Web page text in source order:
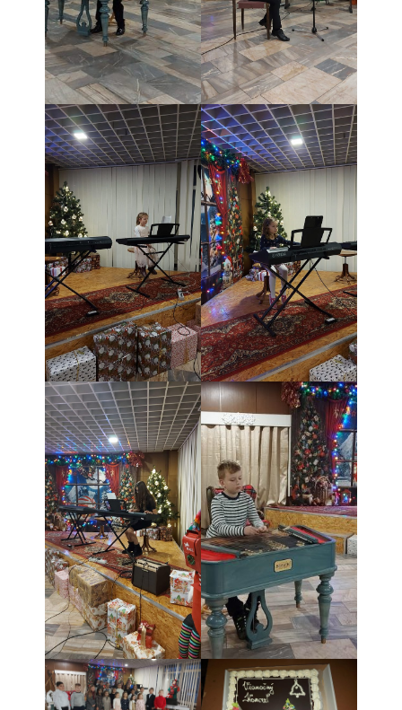
- - FAKTÚRY 2025
- - FAKTÚRY 2024
- - FAKTÚRY 2023
- - FAKTÚRY 2022
- - FAKTÚRY 2021
- - FAKTÚRY 2020
GDPR
- INFORMÁCIE / spracúvanie osobných údajov
- Mlčanlivosť
- Návrh na začatie konania o ochrane os.údajov
- Súhlas so spracovaním osobných údajov
FAQ